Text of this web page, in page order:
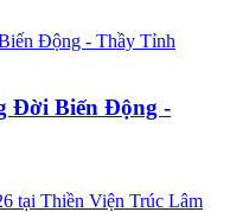
Đời Biến Động -